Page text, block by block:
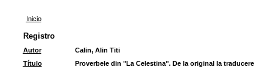
Inicio
Registro
Autor
Calin, Alin Titi
Título
Proverbele din "La Celestina". De la original la traducere